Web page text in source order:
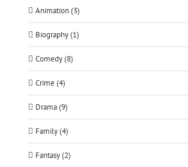
Animation (3)
Biography (1)
Comedy (8)
Crime (4)
Drama (9)
Family (4)
Fantasy (2)